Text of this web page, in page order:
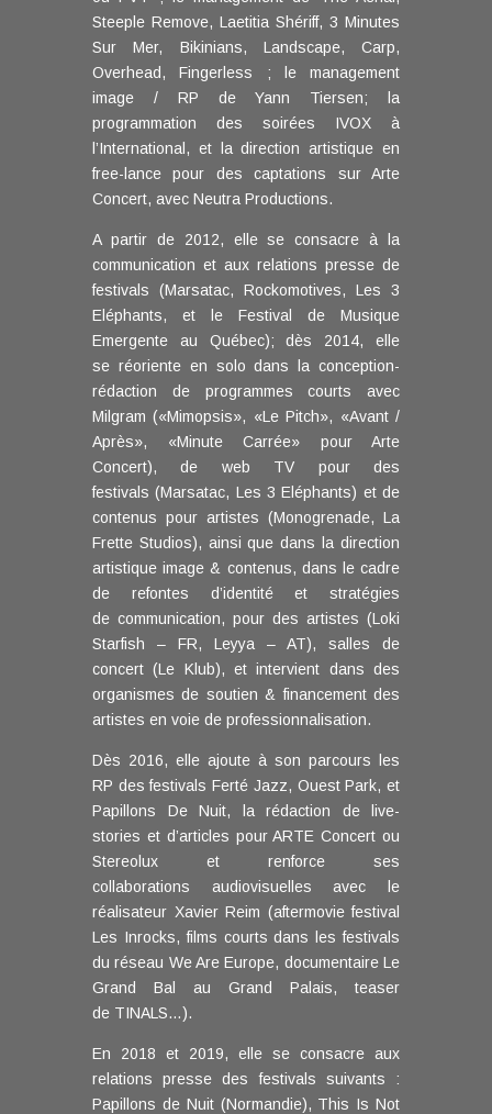
Steeple Remove, Laetitia Shériff, 3 Minutes
Sur Mer, Bikinians, Landscape, Carp,
Overhead, Fingerless ; le management
image / RP de Yann Tiersen; la
programmation des soirées IVOX à
l’International, et la direction artistique en
free-lance pour des captations sur Arte
Concert, avec Neutra Productions.
A partir de 2012, elle se consacre à la
communication et aux relations presse de
festivals (Marsatac, Rockomotives, Les 3
Eléphants, et le Festival de Musique
Emergente au Québec); dès 2014, elle
se réoriente en solo dans la conception-
rédaction de programmes courts avec
Milgram («Mimopsis», «Le Pitch», «Avant /
Après», «Minute Carrée» pour Arte
Concert), de web TV pour des
festivals (Marsatac, Les 3 Eléphants) et de
contenus pour artistes (Monogrenade, La
Frette Studios), ainsi que dans la direction
artistique image & contenus, dans le cadre
de refontes d’identité et stratégies
de communication, pour des artistes (Loki
Starfish – FR, Leyya – AT), salles de
concert (Le Klub), et intervient dans des
organismes de soutien & financement des
artistes en voie de professionnalisation.
Dès 2016, elle ajoute à son parcours les
RP des festivals Ferté Jazz, Ouest Park, et
Papillons De Nuit, la rédaction de live-
stories et d’articles pour ARTE Concert ou
Stereolux et renforce ses
collaborations audiovisuelles avec le
réalisateur Xavier Reim (aftermovie festival
Les Inrocks, films courts dans les festivals
du réseau We Are Europe, documentaire Le
Grand Bal au Grand Palais, teaser
de TINALS…).
En 2018 et 2019, elle se consacre aux
relations presse des festivals suivants :
Papillons de Nuit (Normandie), This Is Not